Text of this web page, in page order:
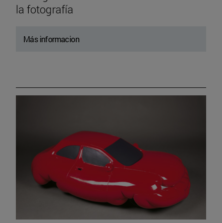
la fotografía
Más informacion